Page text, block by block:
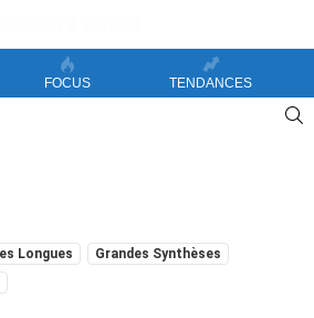
FOCUS TENDANCES
Longues
Grandes Synthèses